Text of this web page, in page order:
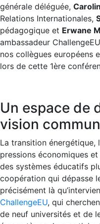
générale déléguée,
Relations Internationales,
pédagogique et Erwane
ambassadeur
nos collègues européens
lors de cette 1ère
Un espace de
vision
La transition énergétique,
pressions économiques
des systèmes éducatifs
coopération qui dépasse
précisément là
ChallengeEU, qui
de neuf universités et de